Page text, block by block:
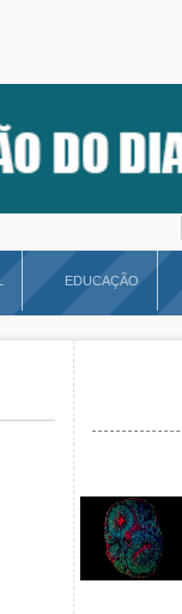
EDUCAÇÃO